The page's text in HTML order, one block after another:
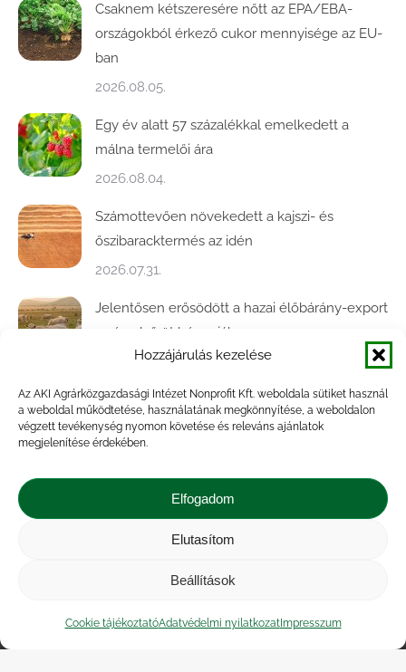
Hozzájárulás kezelése
Az AKI Agrárközgazdasági Intézet Nonprofit Kft. weboldala sütiket használ
a weboldal működtetése, használatának megkönnyítése, a weboldalon
végzett tevékenység nyomon követése és releváns ajánlatok
megjelenítése érdekében.
Elfogadom
Elutasítom
Beállítások
Cookie tájékoztatóAdatvédelmi nyilatkozatImpresszum
Csaknem kétszeresére nőtt az EPA/EBA-
országokból érkező cukor mennyisége az EU-
ban
2026.08.05.
Egy év alatt 57 százalékkal emelkedett a
málna termelői ára
2026.08.04.
Számottevően növekedett a kajszi- és
őszibaracktermés az idén
2026.07.31.
Jelentősen erősödött a hazai élőbárány-export
az év első öt hónapjában
2026.07.28.
Közel ötödével bővült a baromfivágás
Magyarországon
A végéhez közelít az őszi búza betakarítása
2026.07.21.
Közérdekű adatok
| Adatvédelmi nyilatkozat
|